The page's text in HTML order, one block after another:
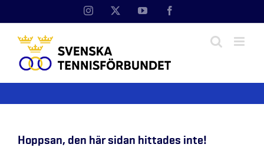
Instagram YouTube
Hoppsan, den här sidan hittades inte!